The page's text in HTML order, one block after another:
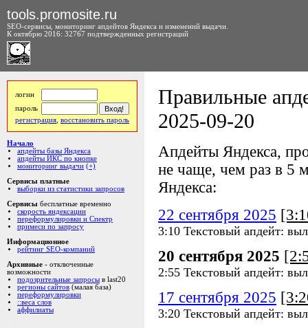
tools.promosite.ru
SEO-сервисы, мониторинг апдейтов Яндекса и изменений выдачи.
К октябрю 2016: 32767 подтвержденных регистраций
логин
пароль
регистрация восстановить пароль
Начало
апдейты базы Яндекса
апдейты ИКС по кнопке
мониторинг выдачи (+)
Сервисы платные
выборки из статистики запросов
Сервисы бесплатные временно
скорость яндексации
переформулировки и Спектр
примеси по запросу
Информационное
рейтинг SEO-компаний
Архивные - отключенные
возможности
подозрительные запросы в last20
регионы сайтов (малая база)
переформулировки
::веса слов
аффилиаты
Правильные
2025-09-20
Апдейты Яндекса,
не чаще, чем раз в 5
Яндекса:
22 сентября 2025
3:10 Текстовый апдейт:
20 сентября 2025
2:55 Текстовый апдейт:
17 сентября 2025
3:20 Текстовый апдейт: